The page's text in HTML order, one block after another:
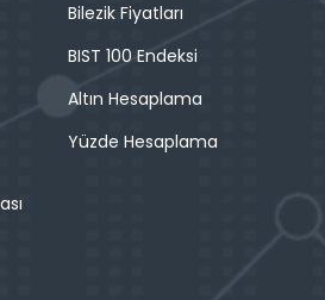
Bilezik Fiyatları
BIST 100 Endeksi
Altın Hesaplama
Yüzde Hesaplama